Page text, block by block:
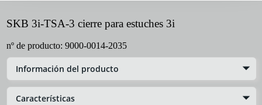
SKB 3i-TSA-3 cierre para estuches 3i
nº de producto: 9000-0014-2035
Información del producto
Características